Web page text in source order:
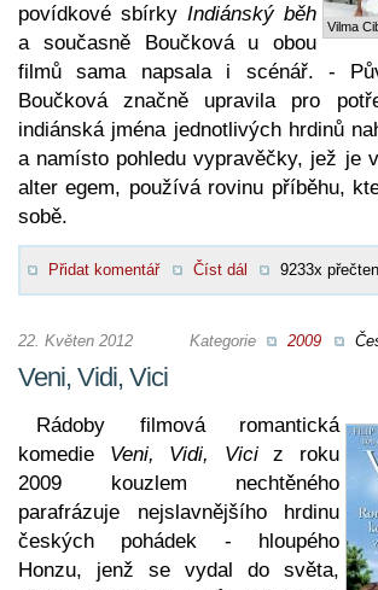
Vilma
povídkové sbírky Indiánský běh
a současně Boučková u obou
filmů sama napsala i scénář. -
Boučková značně upravila pro
indiánská jména jednotlivých hrdinů
a namísto pohledu vypravěčky, jež je
alter egem, používá rovinu příběhu,
sobě.
Přidat komentář Číst dál 9233x
Kategorie 2009
22. Květen 2012
Veni, Vidi, Vici
Rádoby filmová romantická
komedie Veni, Vidi, Viciz roku
2009 kouzlem nechtěného
parafrázuje nejslavnějšího hrdinu
českých pohádek - hloupého
Honzu, jenž se vydal do světa,